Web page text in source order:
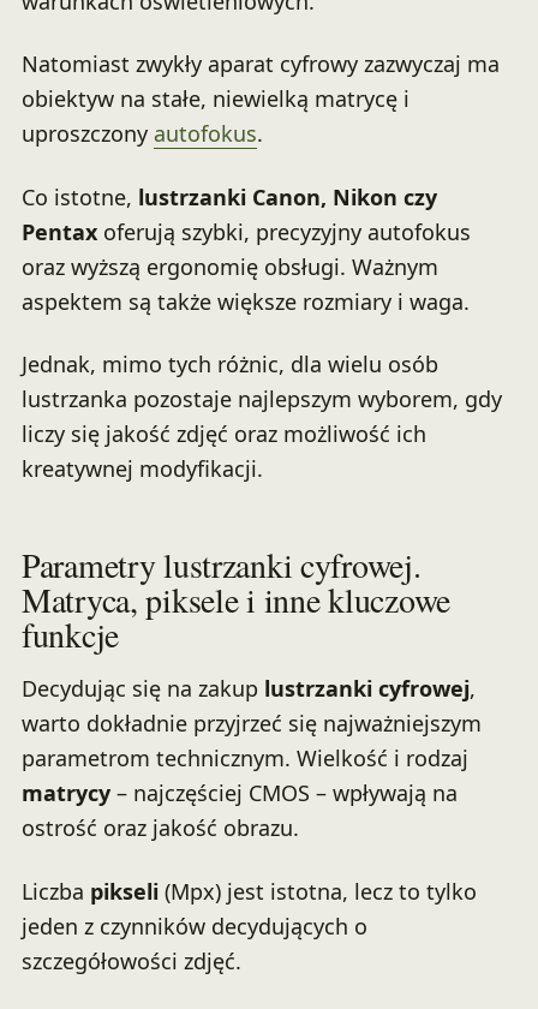
Natomiast zwykły aparat cyfrowy zazwyczaj ma
obiektyw na stałe, niewielką matrycę i
uproszczony autofokus.
Co istotne, lustrzanki Canon, Nikon czy
Pentaxoferują szybki, precyzyjny autofokus
oraz wyższą ergonomię obsługi. Ważnym
aspektem są także większe rozmiary i waga.
Jednak, mimo tych różnic, dla wielu osób
lustrzanka pozostaje najlepszym wyborem, gdy
liczy się jakość zdjęć oraz możliwość ich
kreatywnej modyfikacji.
Parametry lustrzanki cyfrowej.
Matryca, piksele i inne kluczowe
funkcje
Decydując się na zakup lustrzanki cyfrowej,
warto dokładnie przyjrzeć się najważniejszym
parametrom technicznym. Wielkość i rodzaj
matrycy– najczęściej CMOS – wpływają na
ostrość oraz jakość obrazu.
Liczba pikseli (Mpx) jest istotna, lecz to tylko
jeden z czynników decydujących o
szczegółowości zdjęć.